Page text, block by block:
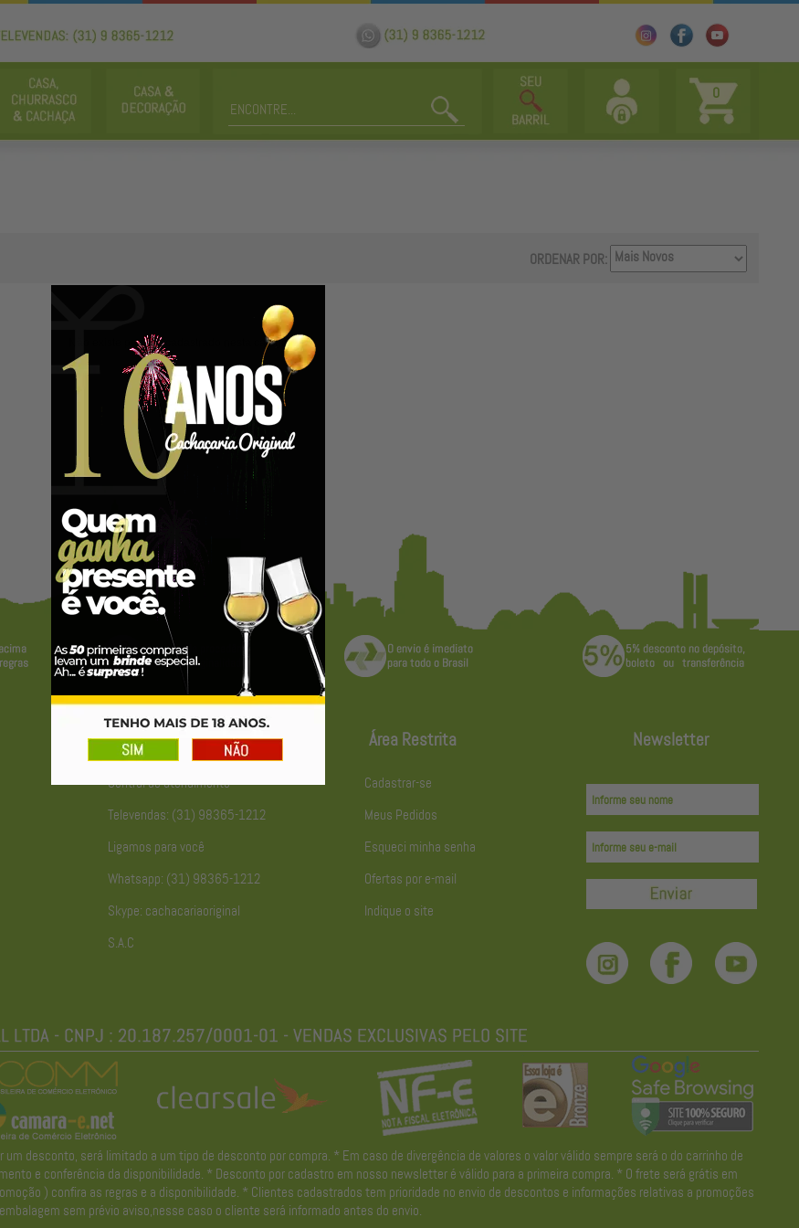
0
ORDENAR POR:
Não existe produto cadastrado nesta categoria.
Atendimento
Central de atendimento
Televendas: (31) 98365-1212
Ligamos para você
Whatsapp: (31) 98365-1212
Skype: cachacariaoriginal
S.A.C
Área Restrita
Cadastrar-se
Meus Pedidos
Esqueci minha senha
Ofertas por e-mail
Indique o site
Newsletter
desconto, será limitado a um tipo de desconto por compra. * Em caso de divergência de valores o valor válido sempre será o do carrinho de
e conferência da disponibilidade. * Desconto por cadastro em nosso newsletter é válido para a primeira compra. * O frete será grátis em
) confira as regras e a disponibilidade. * Clientes cadastrados tem prioridade no envio de descontos e informações relativas a promoções
sem prévio aviso,nesse caso o cliente será informado antes do envio.